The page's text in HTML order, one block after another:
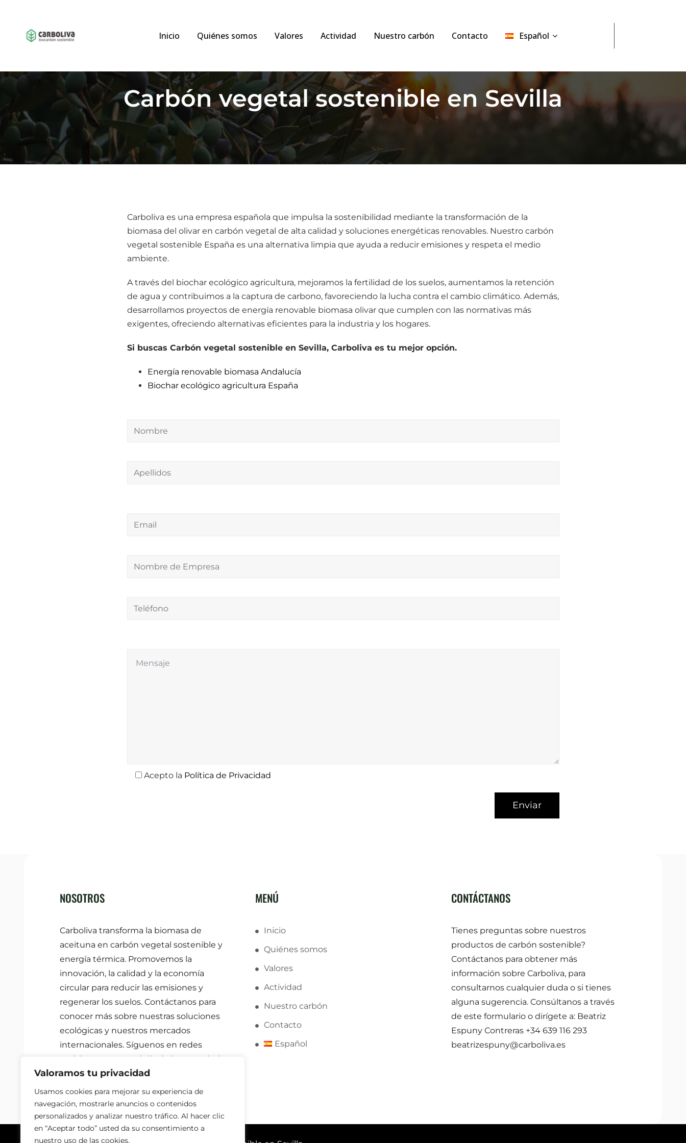
Valoramos tu privacidad
Usamos cookies para mejorar su experiencia de
navegación, mostrarle anuncios o contenidos
personalizados y analizar nuestro tráfico. Al hacer clic
en “Aceptar todo” usted da su consentimiento a
nuestro uso de las cookies.
Inicio Quiénes somos Valores Actividad Nuestro carbón Contacto Español
Carbón vegetal sostenible en Sevilla
Carboliva es una empresa española que impulsa la sostenibilidad mediante la transformación de la
biomasa del olivar en carbón vegetal de alta calidad y soluciones energéticas renovables. Nuestro carbón
vegetal sostenible España es una alternativa limpia que ayuda a reducir emisiones y respeta el medio
ambiente.
A través del biochar ecológico agricultura, mejoramos la fertilidad de los suelos, aumentamos la retención
de agua y contribuimos a la captura de carbono, favoreciendo la lucha contra el cambio climático. Además,
desarrollamos proyectos de energía renovable biomasa olivar que cumplen con las normativas más
exigentes, ofreciendo alternativas eficientes para la industria y los hogares.
Si buscas Carbón vegetal sostenible en Sevilla, Carboliva es tu mejor opción.
Energía renovable biomasa Andalucía
Biochar ecológico agricultura España
Empresa
Acepto la Política de Privacidad
NOSOTROS
Carboliva transforma la biomasa de
aceituna en carbón vegetal sostenible y
energía térmica. Promovemos la
innovación, la calidad y la economía
circular para reducir las emisiones y
regenerar los suelos. Contáctanos para
conocer más sobre nuestras soluciones
ecológicas y nuestros mercados
internacionales. Síguenos en redes
sociales para estar al día de las novedades
sobre el medio ambiente.
MENÚ
Inicio
Quiénes somos
Valores
Actividad
Nuestro carbón
Contacto
Español
CONTÁCTANOS
Tienes preguntas sobre nuestros
productos de carbón sostenible?
Contáctanos para obtener más
información sobre Carboliva, para
consultarnos cualquier duda o si tienes
alguna sugerencia. Consúltanos a través
de este formulario o dirígete a: Beatriz
Espuny Contreras +34 639 116 293
beatrizespuny@carboliva.es